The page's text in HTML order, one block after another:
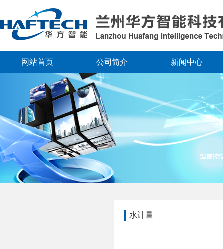
网站首页 公司简介 新闻中心
水计量